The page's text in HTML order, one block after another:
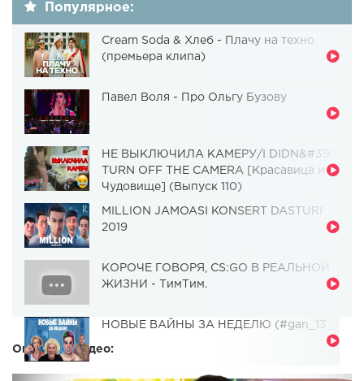
Популярное:
Cream Soda & Хлеб - Плачу на техно
(премьера клипа)
Павел Воля - Про Ольгу Бузову
НЕ ВЫКЛЮЧИЛА КАМЕРУ/I DIDN&#39;T
TURN OFF THE CAMERA [Красавица и
Чудовище] (Выпуск 110)
MILLION JAMOASI KONSERT DASTURI
2019
КОРОЧЕ ГОВОРЯ, CS:GO В РЕАЛЬНОЙ
ЖИЗНИ - ТимТим.
НОВЫЕ ВАЙНЫ ЗА НЕДЕЛЮ (#gan_13_)
Описание видео: